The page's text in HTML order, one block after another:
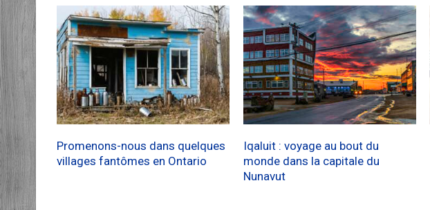
Promenons-nous dans quelques
villages fantômes en Ontario
Iqaluit : voyage au bout du
monde dans la capitale du
Nunavut